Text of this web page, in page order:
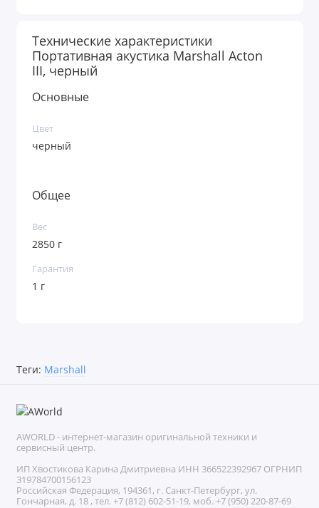
Технические характеристики
Портативная акустика Marshall Acton
III, черный
Основные
Цвет
черный
Общее
Вес
2850 г
Гарантия
1 г
Теги: Marshall
AWORLD - интернет-магазин оригинальной техники и
сервисный центр.
ИП Хвостикова Карина Дмитриевна ИНН 366522392967 ОГРНИП
319784700156123
Российская Федерация, 194361, г. Санкт-Петербург, ул.
Гончарная, д. 18 , тел. +7 (812) 602-51-19, моб. +7 (950) 220-87-69